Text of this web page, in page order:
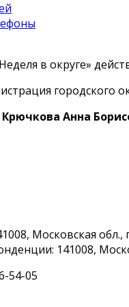
в округе»
городского
Крючкова Анна
Московская
141008,
54-05